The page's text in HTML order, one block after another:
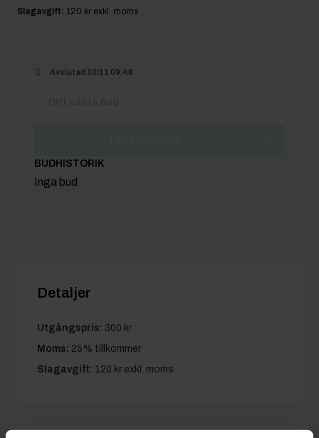
Slagavgift: 120 kr exkl. moms
Avslutad 10/11 09:48
BUDHISTORIK
Inga bud
Detaljer
Utgångspris: 300 kr
Moms: 25% tillkommer
Slagavgift: 120 kr exkl. moms